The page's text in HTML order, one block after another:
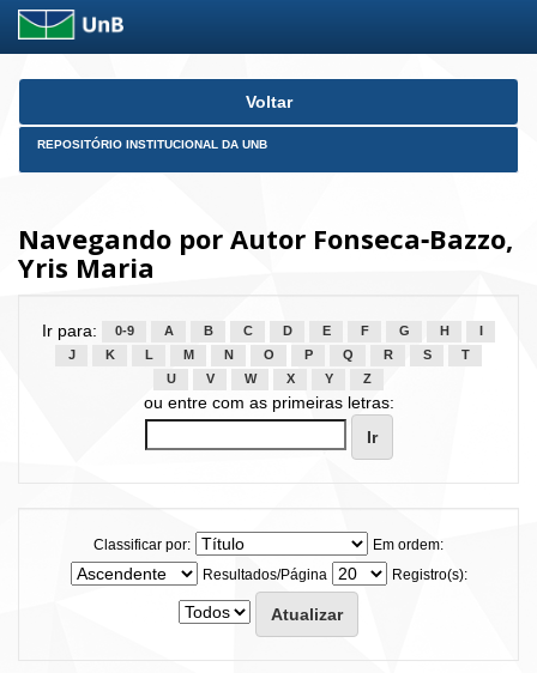
Skip
Voltar
REPOSITÓRIO INSTITUCIONAL DA UNB
Navegando por Autor Fonseca‑Bazzo,
Yris Maria
Ir para: 0-9 A B C D E F G H
J
K L M N O P Q R S
T
U
V W X Y Z
ou entre com as primeiras letras:
Classificar por:
Em ordem:
Resultados/Página
Registro(s):